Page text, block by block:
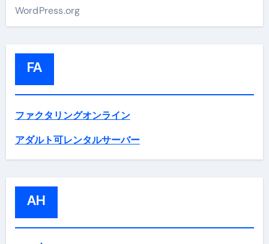
WordPress.org
FA
ファクタリングオンライン
アダルト可レンタルサーバー
AH